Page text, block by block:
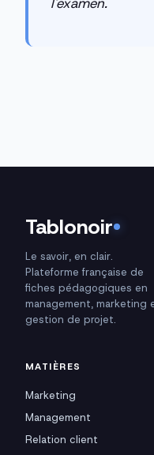
l'examen.
Tablonoir
Le savoir, en clair.
Plateforme française de
fiches pédagogiques en
management, marketing
gestion de projet.
MATIÈRES
Marketing
Management
Relation client